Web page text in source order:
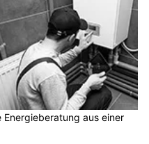
Energieberatung aus einer